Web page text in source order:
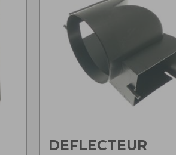
DEFLECTEUR